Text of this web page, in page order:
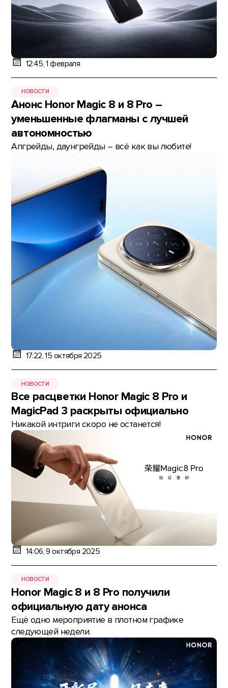
12:45, 1 февраля
НОВОСТИ
Анонс Honor Magic 8 и 8 Pro –
уменьшенные флагманы с лучшей
автономностью
Апгрейды, даунгрейды – всё как вы любите!
17:22, 15 октября 2025
НОВОСТИ
Все расцветки Honor Magic 8 Pro и
MagicPad 3 раскрыты официально
Никакой интриги скоро не останется!
14:06, 9 октября 2025
НОВОСТИ
Honor Magic 8 и 8 Pro получили
официальную дату анонса
Ещё одно мероприятие в плотном графике
следующей недели.